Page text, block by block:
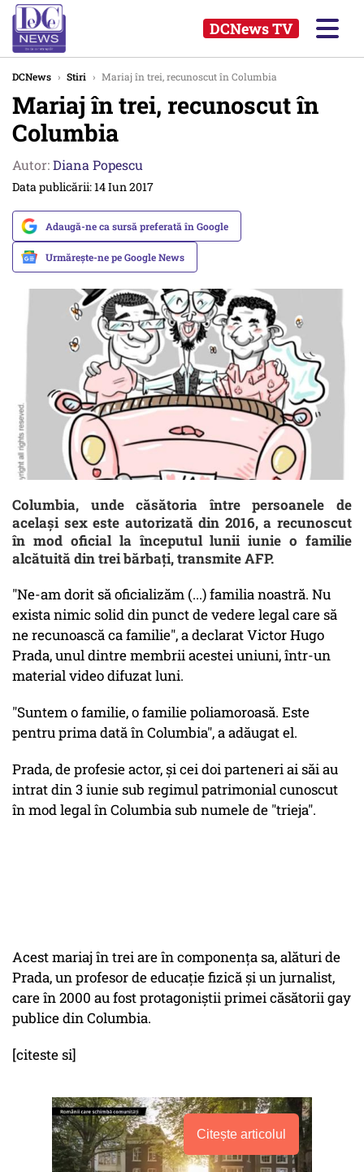
DCNews TV
DCNews › Stiri › Mariaj în trei, recunoscut în Columbia
Mariaj în trei, recunoscut în
Columbia
Autor:Diana Popescu
Data publicării: 14 Iun 2017
Adaugă-ne ca sursă preferată în Google
Urmărește-ne pe Google News
Columbia, unde căsătoria între persoanele de
același sex este autorizată din 2016, a recunoscut
în mod oficial la începutul lunii iunie o familie
alcătuită din trei bărbați, transmite AFP.
"Ne-am dorit să oficializăm (...) familia noastră. Nu
exista nimic solid din punct de vedere legal care să
ne recunoască ca familie", a declarat Victor Hugo
Prada, unul dintre membrii acestei uniuni, într-un
material video difuzat luni.
"Suntem o familie, o familie poliamoroasă. Este
pentru prima dată în Columbia", a adăugat el.
Prada, de profesie actor, și cei doi parteneri ai săi au
intrat din 3 iunie sub regimul patrimonial cunoscut
în mod legal în Columbia sub numele de "trieja".
Acest mariaj în trei are în componența sa, alături de
Prada, un profesor de educație fizică și un jurnalist,
care în 2000 au fost protagoniștii primei căsătorii gay
publice din Columbia.
[citeste si]
Citește articolul